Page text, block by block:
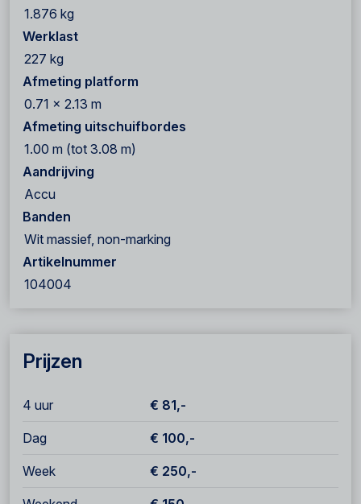
1.876 kg
Werklast
227 kg
Afmeting platform
0.71 x 2.13 m
Afmeting uitschuifbordes
1.00 m (tot 3.08 m)
Aandrijving
Accu
Banden
Wit massief, non-marking
Artikelnummer
104004
Prijzen
4 uur € 81,-
Dag € 100,-
Week € 250,-